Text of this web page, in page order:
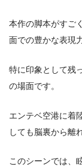
本作の脚本がすご
面での豊かな表現
特に印象として残
の場面です。
エンテベ空港に着
しても脳裏から離
このシーンでは、